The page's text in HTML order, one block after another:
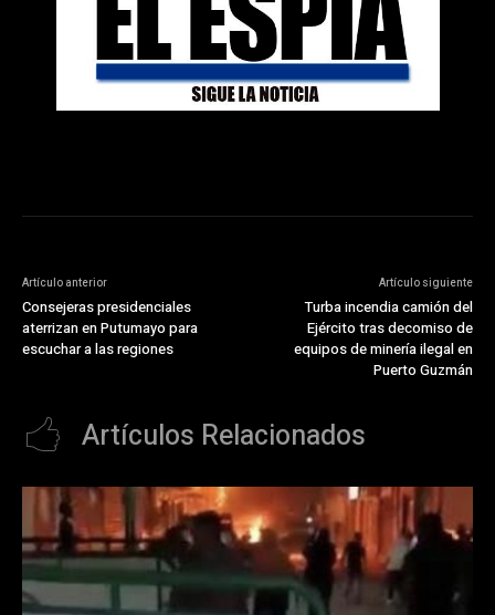
Artículo anterior
Consejeras presidenciales
aterrizan en Putumayo para
escuchar a las regiones
Artículo siguiente
Turba incendia camión del
Ejército tras decomiso de
equipos de minería ilegal en
Puerto Guzmán
Artículos Relacionados